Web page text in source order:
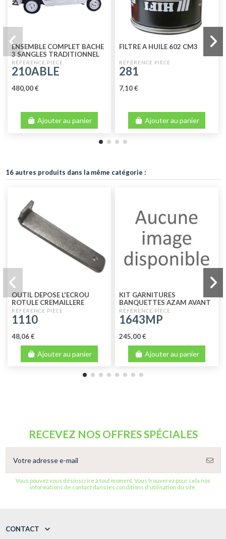
ENSEMBLE COMPLET BACHE
3 SANGLES TRADITIONNEL
NM BLEU MARINE+HOUSSE +
ELASTIQUE
210ABLE
480,00 €
Ajouter au panier
FILTRE A HUILE 602 CM3
281
7,10 €
Ajouter au panier
16 autres produits dans la même catégorie :
OUTIL DEPOSE L'ECROU
ROTULE CREMAILLERE
1110
48,06 €
Ajouter au panier
KIT GARNITURES
BANQUETTES AZAM AVANT
+ ARRIERE SKAI MARRON
PERFORE
1643MP
245,00 €
Ajouter au panier
RECEVEZ NOS OFFRES SPÉCIALES
Vous pouvez vous désinscrire à tout moment. Vous trouverez pour cela nos
informations de contact dans les conditions d'utilisation du site.
CONTACT